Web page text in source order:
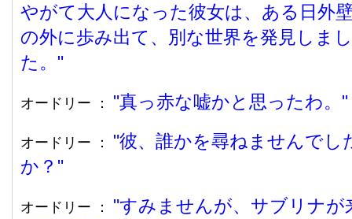
やがて大人になった彼女は、ある日外
の外に歩み出て、別な世界を発見しまし
た。
オードリー ： 真っ赤な嘘かと思ったわ。
オードリー ：
彼、誰かを尋ねませんでし
か？
オードリー ：
すみませんが、サブリナが